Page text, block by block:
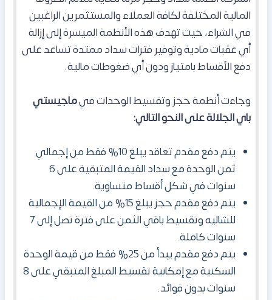
المالية المختلفة لكافة العملاء والمستثمرين الراغبين
في الشراء، حيث تهدف هذه الأنظمة الميسرة إلى إزالة
أي عقبات مادية وتوفير فترات سداد ممتدة تساعد على
دفع الأقساط بامتياز ودون أي ضغوطات مالية.
وجاءت أنظمة حجز وتقسيط الوحدات فيماجيستي
باي الجلالة على النحو التالي:
يتم دفع مقدم تعاقد يبلغ 10% فقط من إجمالي
ثمن الوحدة مع سداد القيمة المتبقية على 6
سنوات في شكل أقساط متساوية.
يتم دفع مقدم حجز يبلغ 15% من القيمة الإجمالية
للشاليه وتقسيط باقي الثمن على فترة تصل إلى 7
سنوات كاملة.
يتم دفع مقدم يبدأ من 25% فقط من قيمة الوحدة
السكنية مع إمكانية تقسيط المبلغ المتبقي على 8
سنوات بدون فوائد.